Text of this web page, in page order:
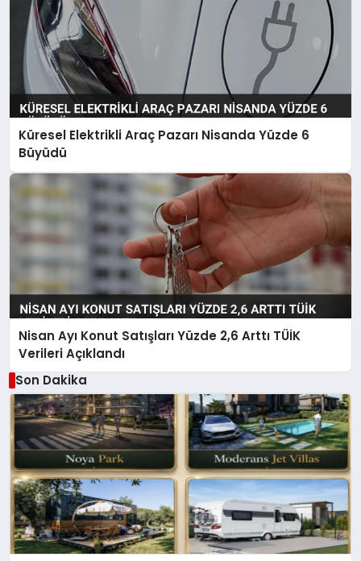
Küresel Elektrikli Araç Pazarı Nisanda Yüzde 6
Büyüdü
Nisan Ayı Konut Satışları Yüzde 2,6 Arttı TÜİK
Verileri Açıklandı
Son Dakika